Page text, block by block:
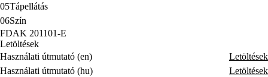
05Tápellátás
06Szín
FDAK 201101-E
Letöltések
Használati útmutató (en)
Letöltések
Használati útmutató (hu)
Letöltések